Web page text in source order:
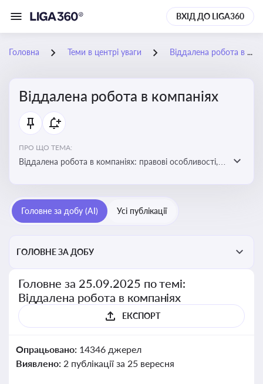
ВХІД ДО LIGA360
Головна Теми в центрі уваги Віддалена робота в компаніях
Віддалена робота в компаніях
ПРО ЩО ТЕМА:
Віддалена робота в компаніях: правові особливості,
Головне за добу (AI) Усі публікації
ГОЛОВНЕ ЗА ДОБУ
Головне за 25.09.2025 по темі:
Віддалена робота в компаніях
ЕКСПОРТ
Опрацьовано: 14346 джерел
Виявлено: 2 публікації за 25 вересня